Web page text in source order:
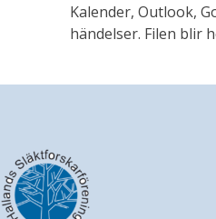
Kalender, Outlook,
händelser. Filen blir